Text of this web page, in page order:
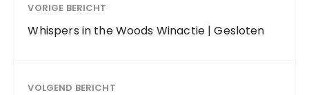
VORIGE BERICHT
Whispers in the Woods Winactie | Gesloten
VOLGEND BERICHT